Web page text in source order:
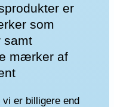
er
som
samt
mærker af
er billigere end